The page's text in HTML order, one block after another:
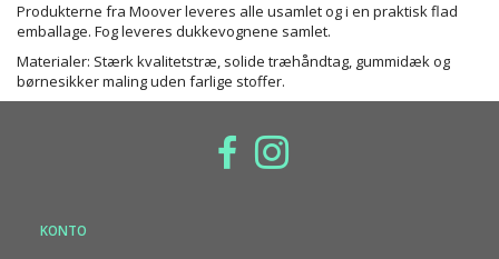
Produkterne fra Moover leveres alle usamlet og i en praktisk flad
emballage. Fog leveres dukkevognene samlet.
Materialer: Stærk kvalitetstræ, solide træhåndtag, gummidæk og
børnesikker maling uden farlige stoffer.
KONTO